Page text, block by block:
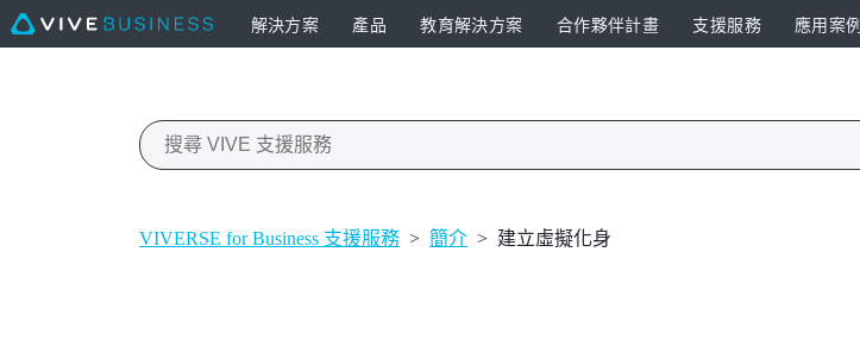
解決方案 產品 教育解決方案 合作夥伴計畫 支援服務 應用案例
VIVERSE for Business 支援服務 > 簡介 > 建立虛擬化身